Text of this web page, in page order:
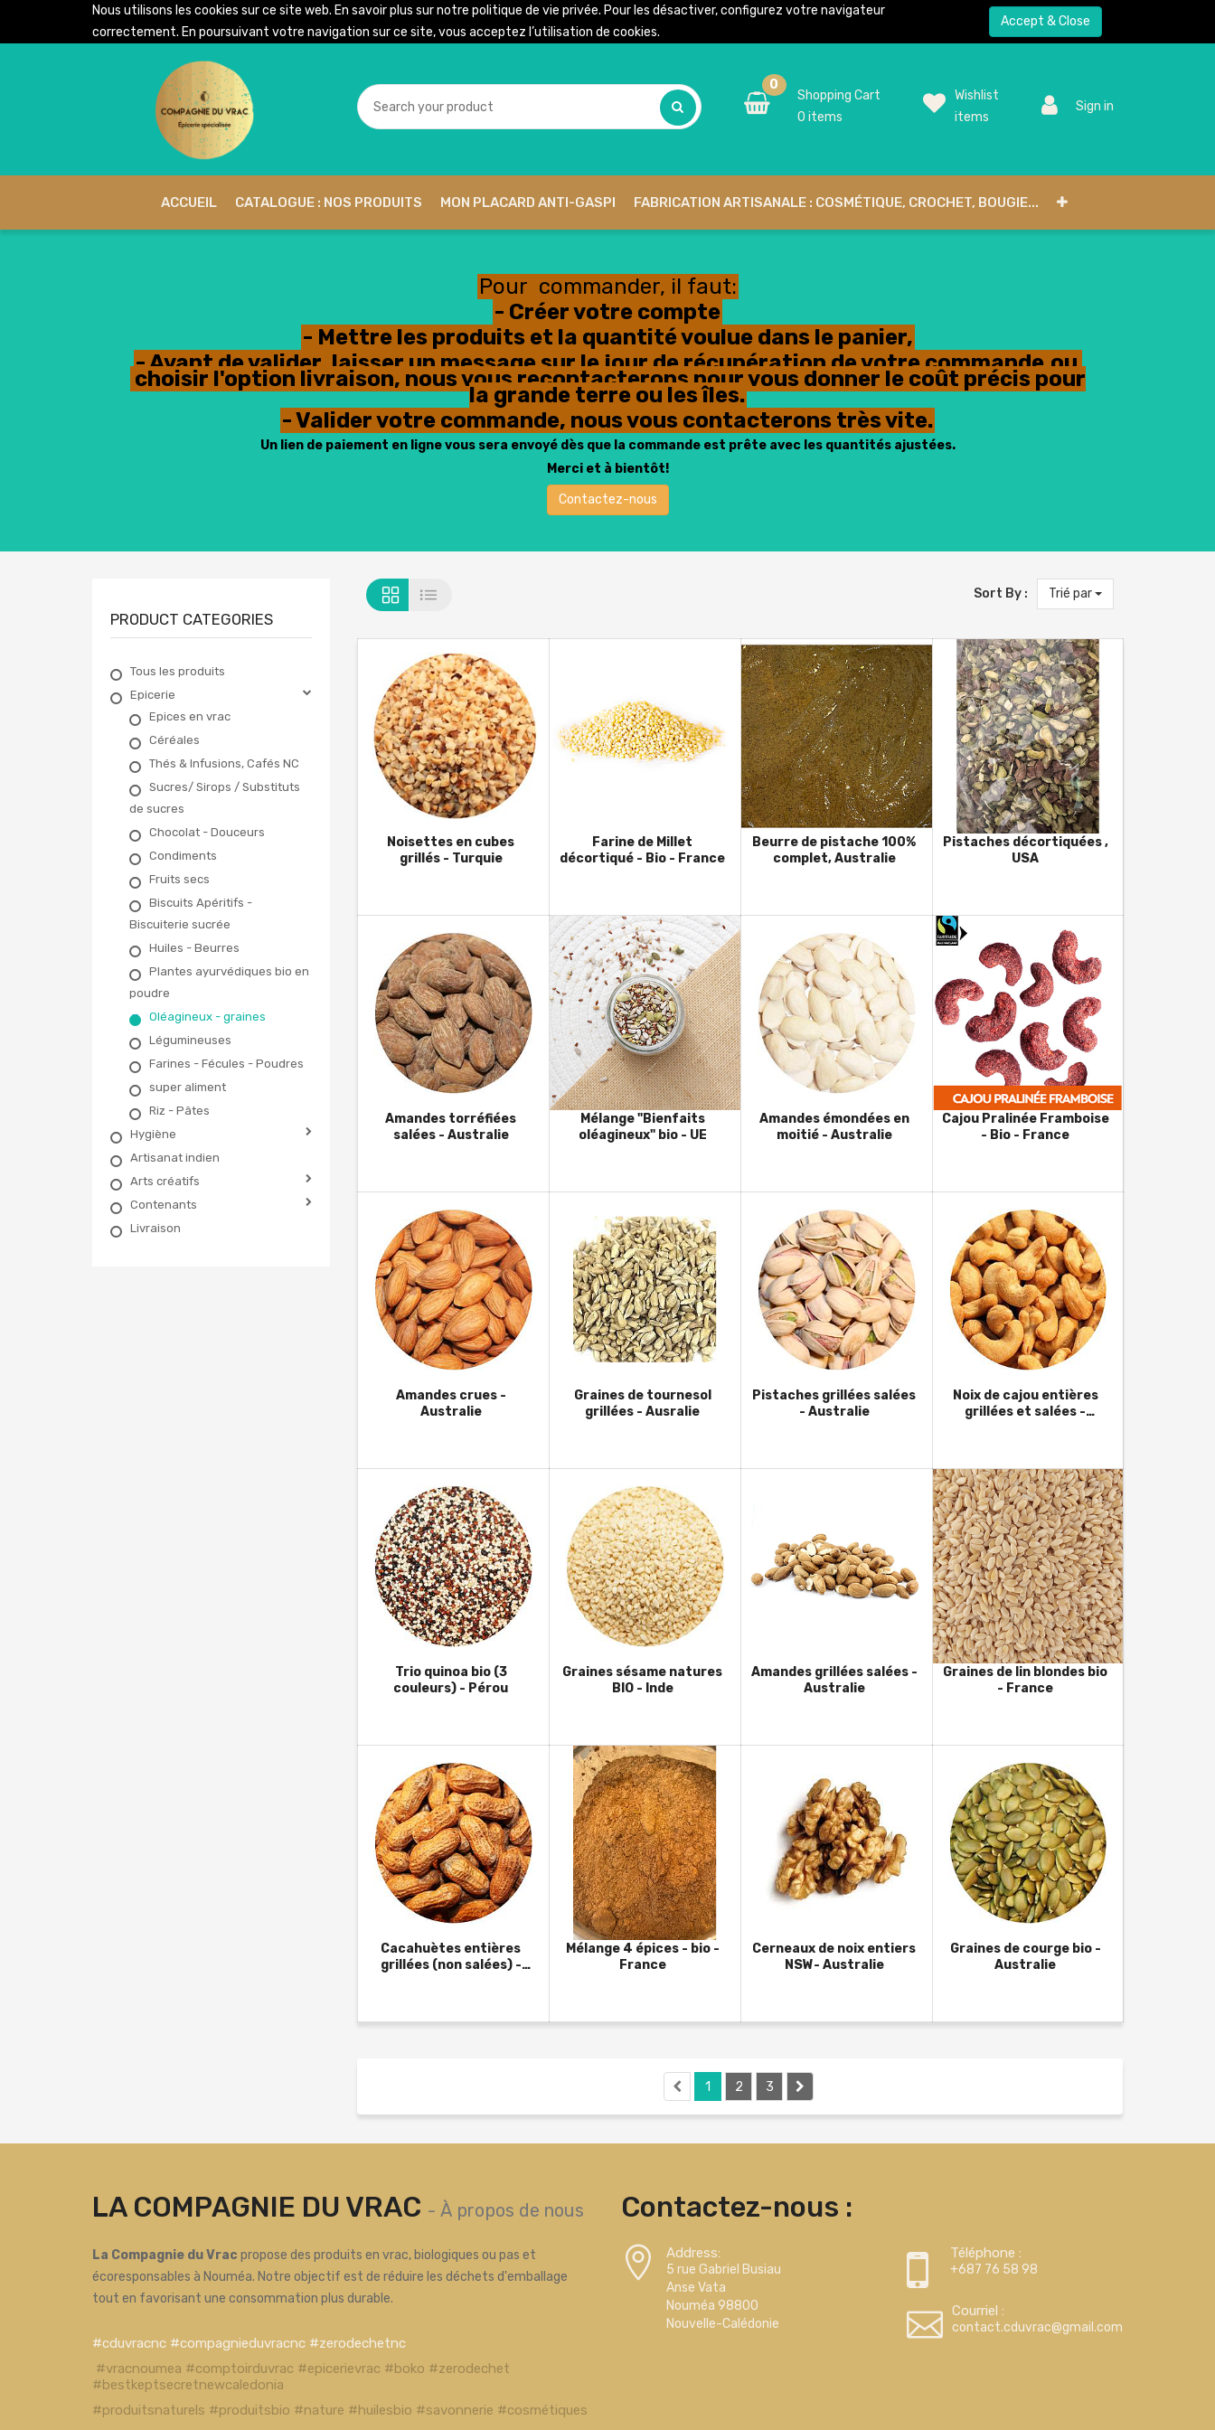
Nous utilisons les cookies sur ce site web. En savoir plus sur notre politique de vie privée. Pour les désactiver, configurez votre navigateur
correctement. En poursuivant votre navigation sur ce site, vous acceptez l’utilisation de cookies.
Accept & Close
0
Shopping Cart
0 items
Wishlist
items
Sign in
ACCUEIL CATALOGUE : NOS PRODUITS MON PLACARD ANTI-GASPI FABRICATION ARTISANALE : COSMÉTIQUE, CROCHET, BOUGIE...
Pour commander, il faut:
- Créer votre compte
- Mettre les produits et la quantité voulue dans le panier,
- Avant de valider, laisser un message sur le jour de récupération de votre commande,ou
choisir l'option livraison, nous vous recontacterons pour vous donner le coût précis pour
la grande terre ou les îles.
- Valider votre commande, nous vous contacterons très vite.
Un lien de paiement en ligne vous sera envoyé dès que la commande est prête avec les quantités ajustées.
Merci et à bientôt!
Contactez-nous
PRODUCT CATEGORIES
Tous les produits
Epicerie
Epices en vrac
Céréales
Thés & Infusions, Cafés NC
Sucres/ Sirops / Substituts
de sucres
Chocolat - Douceurs
Condiments
Fruits secs
Biscuits Apéritifs -
Biscuiterie sucrée
Huiles - Beurres
Plantes ayurvédiques bio en
poudre
Oléagineux - graines
Légumineuses
Farines - Fécules - Poudres
super aliment
Riz - Pâtes
Hygiène
Artisanat indien
Arts créatifs
Contenants
Livraison
Sort By : Trié par
Noisettes en cubes
grillés - Turquie
Farine de Millet
décortiqué - Bio - France
Beurre de pistache 100%
complet, Australie
Pistaches décortiquées ,
USA
Amandes torréfiées
salées - Australie
Mélange "Bienfaits
oléagineux" bio - UE
Amandes émondées en
moitié - Australie
Cajou Pralinée Framboise
- Bio - France
Amandes crues -
Australie
Graines de tournesol
grillées - Ausralie
Pistaches grillées salées
- Australie
Noix de cajou entières
grillées et salées -
Trio quinoa bio (3
couleurs) - Pérou
Graines sésame natures
BIO - Inde
Amandes grillées salées -
Australie
Graines de lin blondes bio
- France
Cacahuètes entières
grillées (non salées) -
Mélange 4 épices - bio -
France
Cerneaux de noix entiers
NSW- Australie
Graines de courge bio -
Australie
1 2 3
LA COMPAGNIE DU VRAC - À propos de nous
La Compagnie du Vrac propose des produits en vrac, biologiques ou pas et
écoresponsables à Nouméa. Notre objectif est de réduire les déchets d'emballage
tout en favorisant une consommation plus durable.
#cduvracnc #compagnieduvracnc #zerodechetnc
#vracnoumea #comptoirduvrac #epicerievrac #boko #zerodechet
#bestkeptsecretnewcaledonia
#produitsnaturels #produitsbio #nature #huilesbio #savonnerie #cosmétiques
Contactez-nous :
Address:
5 rue Gabriel Busiau
Anse Vata
Nouméa 98800
Nouvelle-Calédonie
Téléphone :
+687 76 58 98
Courriel :
contact.cduvrac@gmail.com